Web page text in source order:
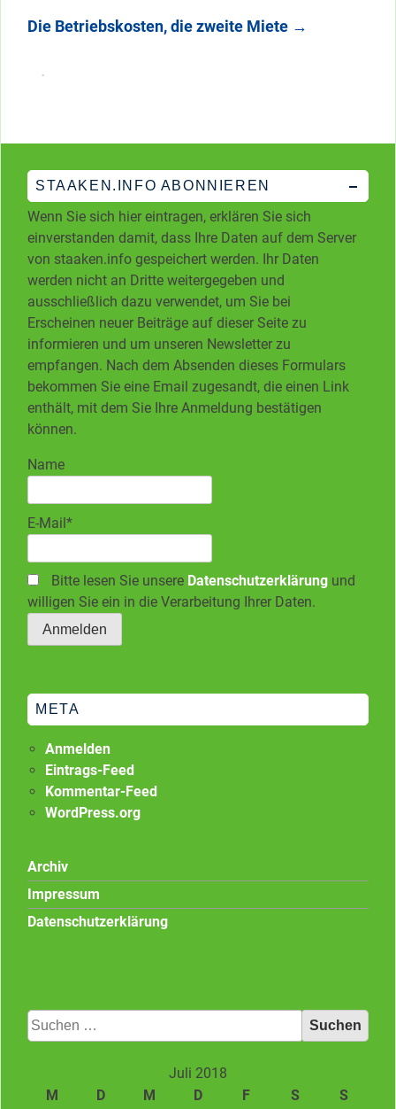
Die Betriebskosten, die zweite Miete →
STAAKEN.INFO ABONNIEREN
Wenn Sie sich hier eintragen, erklären Sie sich
einverstanden damit, dass Ihre Daten auf dem Server
von staaken.info gespeichert werden. Ihr Daten
werden nicht an Dritte weitergegeben und
ausschließlich dazu verwendet, um Sie bei
Erscheinen neuer Beiträge auf dieser Seite zu
informieren und um unseren Newsletter zu
empfangen. Nach dem Absenden dieses Formulars
bekommen Sie eine Email zugesandt, die einen Link
enthält, mit dem Sie Ihre Anmeldung bestätigen
können.
Name
E-Mail*
Bitte lesen Sie unsere Datenschutzerklärung und
willigen Sie ein in die Verarbeitung Ihrer Daten.
META
Anmelden
Eintrags-Feed
Kommentar-Feed
WordPress.org
Archiv
Impressum
Datenschutzerklärung
Suchen
nach:
Juli 2018
M
D M D F S
S